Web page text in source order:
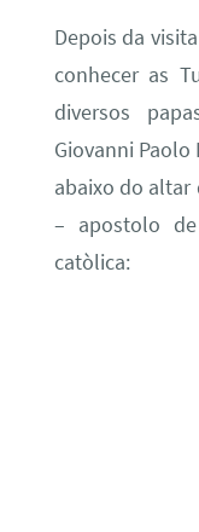
Depois da
conhecer as
diversos
Giovanni
abaixo do altar
– apostolo
catòlica: